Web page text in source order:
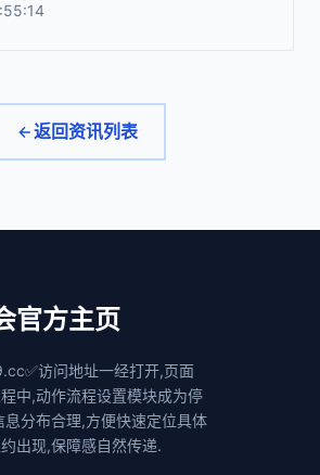
返回资讯列表
官方主页
访问地址一经打开,页面
中,动作流程设置模块成为停
分布合理,方便快速定位具体
出现,保障感自然传递.